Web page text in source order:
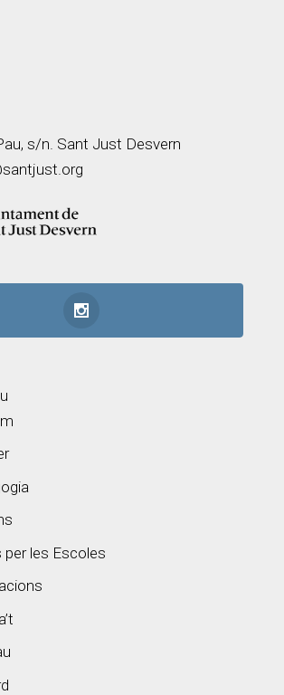
s/n. Sant Just Desvern
per les Escoles